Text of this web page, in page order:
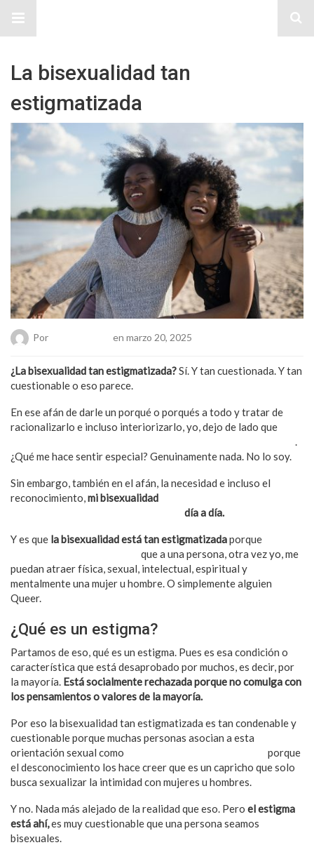
La bisexualidad tan
estigmatizada
Por en marzo 20, 2025
¿La bisexualidad tan estigmatizada?Sí. Y tan cuestionada. Y tan
cuestionable o eso parece.
En ese afán de darle un porqué o porqués a todo y tratar de
racionalizarlo e incluso interiorizarlo, yo, dejo de lado que
.
¿Qué me hace sentir especial? Genuinamente nada. No lo soy.
Sin embargo, también en el afán, la necesidad e incluso el
reconocimiento,mi bisexualidad
día a día.
Y es que la bisexualidad está tan estigmatizadaporque
que a una persona, otra vez yo, me
puedan atraer física, sexual, intelectual, espiritual y
mentalmente una mujer u hombre. O simplemente alguien
Queer.
¿Qué es un estigma?
Partamos de eso, qué es un estigma. Pues es esa condición o
característica que está desaprobado por muchos, es decir, por
la mayoría. Está socialmente rechazada porque no comulga con
los pensamientos o valores de la mayoría.
Por eso la bisexualidad tan estigmatizada es tan condenable y
cuestionable porque muchas personas asocian a esta
orientación sexual como
porque
el desconocimiento los hace creer que es un capricho que solo
busca sexualizar la intimidad con mujeres u hombres.
Y no. Nada más alejado de la realidad que eso. Pero el estigma
está ahí,es muy cuestionable que una persona seamos
bisexuales.